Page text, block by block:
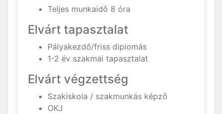
Teljes munkaidő 8 óra
Elvárt tapasztalat
Pályakezdő/friss diplomás
1-2 év szakmai tapasztalat
Elvárt végzettség
Szakiskola / szakmunkás képző
OKJ